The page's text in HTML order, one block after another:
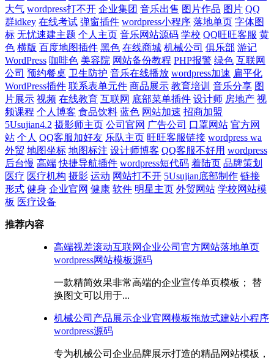
大气 wordpress打不开 企业集团 音乐出售 图片作品 图片 QQ
群idkey 在线考试 弹窗插件 wordpress小程序 落地单页 字体图
标 无忧速建主题 个人主页 音乐网站源码 学校 QQ旺旺客服 黄
色 横版 百度地图插件 黑色 在线商城 机械公司 俱乐部 游记
WordPress 咖啡色 美容院 网站备份教程 PHP报警 绿色 互联网
公司 预约餐桌 卫生防护 音乐在线播放 wordpress加速 扁平化
WordPress插件 联系表单元件 商品展示 教育培训 音乐分享 图
片展示 视频 在线教育 互联网 底部菜单插件 设计师 房地产 视
频课程 个人博客 食品饮料 蓝色 网站加速 招商加盟
5Usujian4.2 摄影师主页 公司官网 广告公司 口罩网站 官方网
站 个人 QQ客服加好友 乐队主页 旺旺客服链接 wordpress wa
外贸 地图坐标 地图标注 设计师博客 QQ客服不好用 wordpress
后台慢 高端 快捷导航插件 wordpress短代码 着陆页 品牌策划
医疗 医疗机构 摄影 运动 网站打不开 5Usujian底部制作 链接
形式 健身 企业官网 健康 软件 明星主页 外贸网站 学校网站模
板 医疗设备
推荐内容
高端视差滚动互联网企业公司官方网站落地单页
wordpress网站模板源码
一款精简效果非常高端的企业宣传单页模板； 替
换图文可以用于...
机械公司产品展示企业官网模板拖放式建站小程序
wordpress源码
专为机械公司企业品牌展示打造的精品网站模板，